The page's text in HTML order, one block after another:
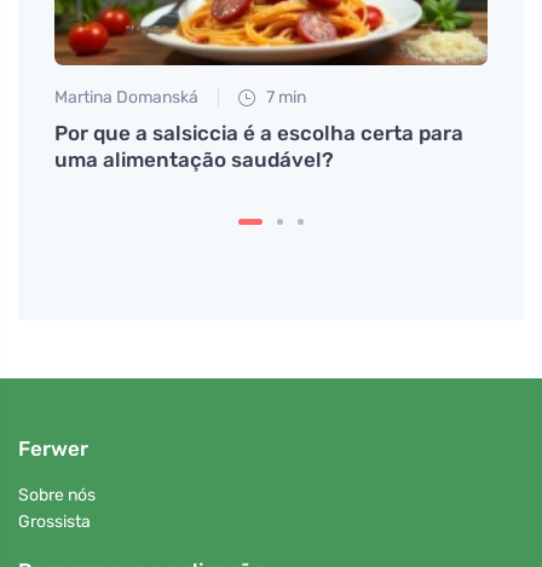
Martina Domanská 7 min
Por que a salsiccia é a escolha certa para
uma alimentação saudável?
Ferwer
Sobre nós
Grossista